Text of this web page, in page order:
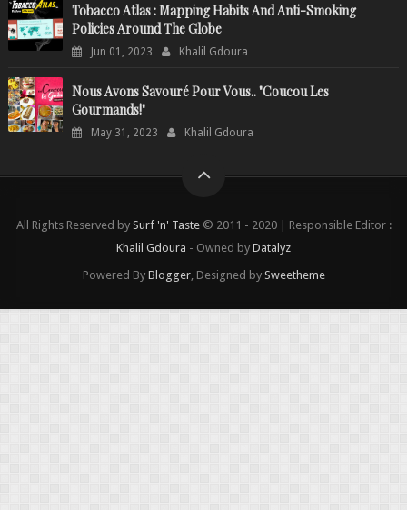
Tobacco Atlas : Mapping Habits And Anti-Smoking
Policies Around The Globe
Jun 01, 2023 Khalil Gdoura
Nous Avons Savouré Pour Vous.. "Coucou Les
Gourmands!"
May 31, 2023 Khalil Gdoura
All Rights Reserved by Surf 'n' Taste© 2011 - 2020 | Responsible Editor :
Khalil Gdoura - Owned by Datalyz
Powered By Blogger, Designed by Sweetheme